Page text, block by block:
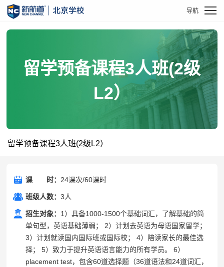
留学预备课程3人班(2级
L2）
留学预备课程3人班(2级L2）
课 时： 24课次/60课时
班级人数：3人
招生对象： 1）具备1000-1500个基础词汇，了解基础的简
单句型，英语基础薄弱； 2）计划去英语为母语国家留学；
3）计划就读国内国际班或国际校； 4）陪读家长的最佳选
择； 5）致力于提升英语语言能力的所有学员。 6）
placement test，包含60道选择题（36道语法和24道词汇，